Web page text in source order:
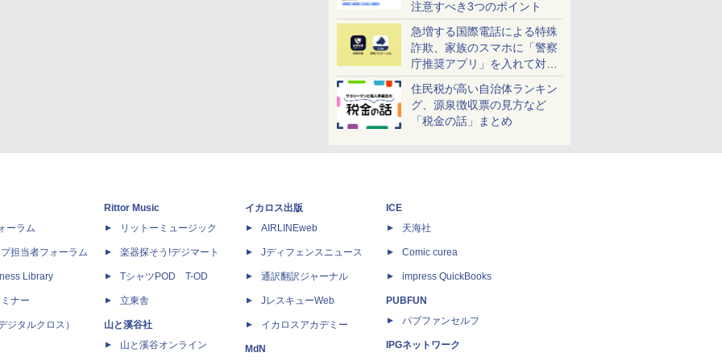
注意すべき3つのポイント
急増する国際電話による特殊
詐欺、家族のスマホに「警察
庁推奨アプリ」を入れて対策
しよう！
住民税が高い自治体ランキン
グ、源泉徴収票の見方など
「税金の話」まとめ
ーラム
担当者フォーラム
Library
ナー
ジタルクロス）
Rittor Music
リットーミュージック
楽器探そう!デジマート
TシャツPOD T-OD
立東舎
山と溪谷社
山と溪谷オンライン
イカロス出版
AIRLINEweb
Jディフェンスニュース
通訳翻訳ジャーナル
JレスキューWeb
イカロスアカデミー
MdN
ICE
天海社
Comic curea
impress QuickBooks
PUBFUN
パブファンセルフ
IPGネットワーク